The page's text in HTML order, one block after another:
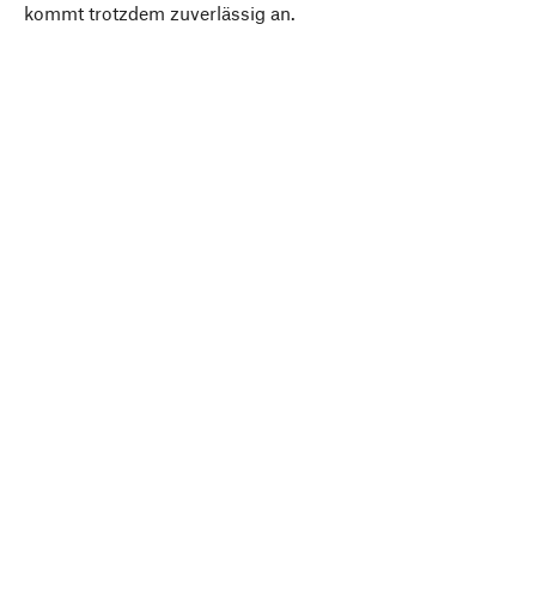
kommt trotzdem zuverlässig an.